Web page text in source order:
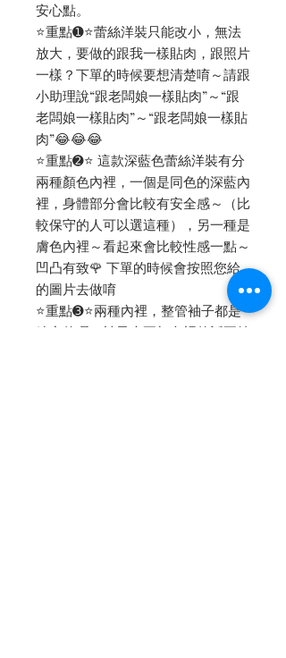
安心點。
⭐️重點➊⭐️蕾絲洋裝只能改小，無法
放大，要做的跟我一樣貼肉，跟照片
一樣？下單的時候要想清楚唷～請跟
小助理說“跟老闆娘一樣貼肉”～“跟
老闆娘一樣貼肉”～“跟老闆娘一樣貼
肉”😂😂😂
⭐️重點➋⭐️ 這款深藍色蕾絲洋裝有分
兩種顏色內裡，一個是同色的深藍內
裡，身體部分會比較有安全感～（比
較保守的人可以選這種），另一種是
膚色內裡～看起來會比較性感一點～
凹凸有致🌹 下單的時候會按照您給
的圖片去做唷
⭐️重點➌⭐️兩種內裡，整管袖子都是
縷空的喔，袖子也要加內裡的話要特